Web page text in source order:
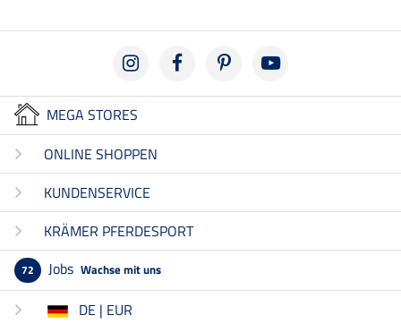
MEGA STORES
ONLINE SHOPPEN
KUNDENSERVICE
KRÄMER PFERDESPORT
72 Jobs Wachse mit uns
DE | EUR